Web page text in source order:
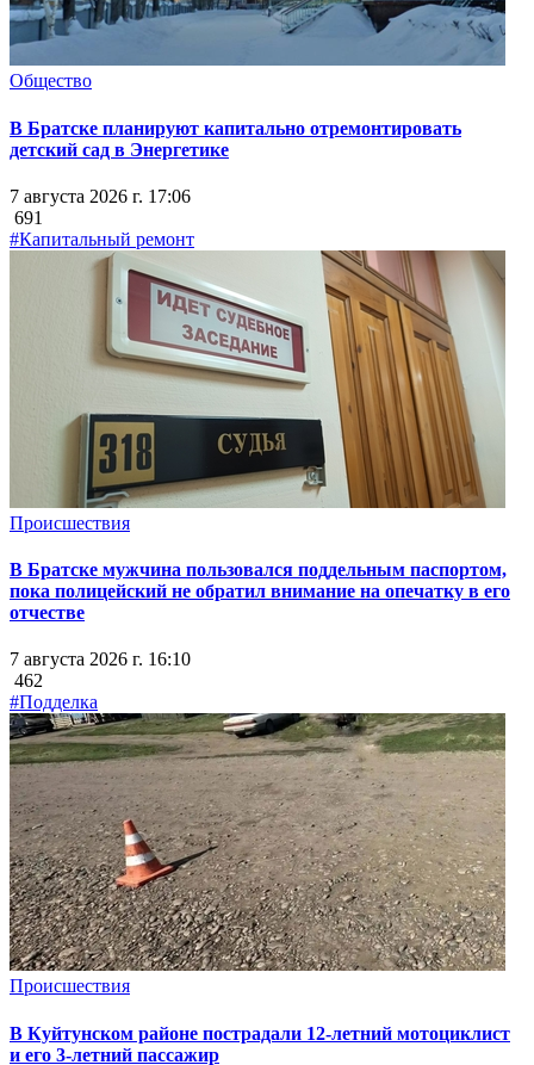
Общество
В Братске планируют капитально отремонтировать
детский сад в Энергетике
7 августа 2026 г. 17:06
691
#Капитальный ремонт
Происшествия
В Братске мужчина пользовался поддельным паспортом,
пока полицейский не обратил внимание на опечатку в его
отчестве
7 августа 2026 г. 16:10
462
#Подделка
Происшествия
В Куйтунском районе пострадали 12-летний мотоциклист
и его 3-летний пассажир